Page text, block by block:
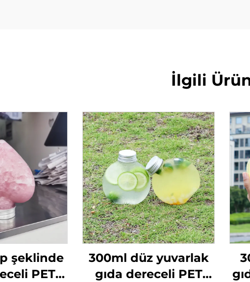
İlgili
şeklinde
PET
300ml düz yuvarlak
gıda dereceli PET